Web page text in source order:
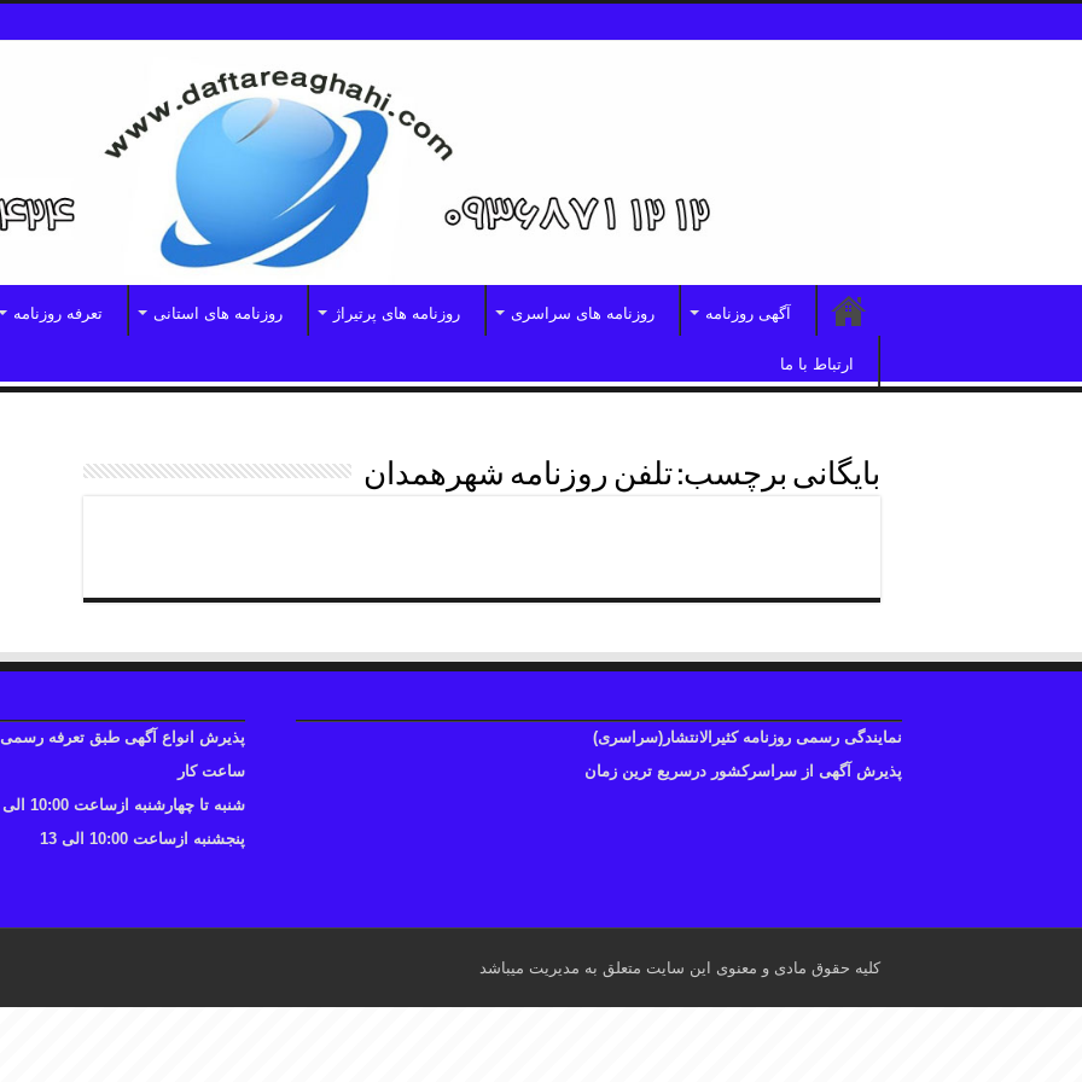
آگهی روزنامه روزنامه های سراسری روزنامه های پرتیراژ روزنامه های استانی تعرفه روزنامه
ارتباط با ما
بایگانی برچسب:تلفن روزنامه شهرهمدان
نمایندگی رسمی روزنامه کثیرالانتشار(سراسری)
پذیرش آگهی از سراسرکشور درسریع ترین زمان
پذیرش انواع آگهی طبق تعرفه رسمی
ساعت کار
شنبه تا چهارشنبه ازساعت 10:00 الی 17
پنجشنبه ازساعت 10:00 الی 13
کلیه حقوق مادی و معنوی این سایت متعلق به مدیریت میباشد